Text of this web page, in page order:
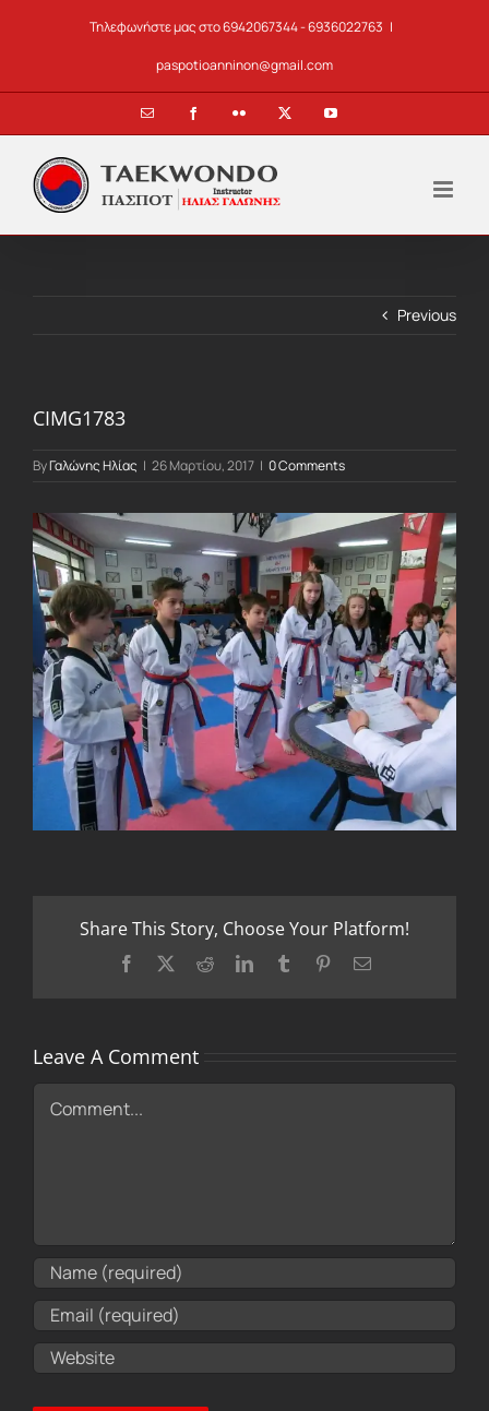
Τηλεφωνήστε μας στο 6942067344 - 6936022763 |
paspotioanninon@gmail.com
Email FacebookFlickr YouTube
Previous
CIMG1783
ByΓαλώνης Ηλίας | 26 Μαρτίου, 2017 | 0 Comments
Share This Story, Choose Your Platform!
Facebook RedditLinkedInTumblr PinterestEmail
Leave A Comment
Comment